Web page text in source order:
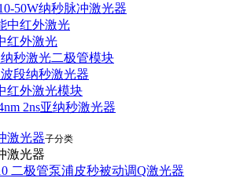
50W纳秒脉冲激光器
中红外激光
红外激光
纳秒激光二极管模块
波段纳秒激光器
红外激光模块
2ns亚纳秒激光器
激光器子分类
激光器
二极管泵浦皮秒被动调Q激光器